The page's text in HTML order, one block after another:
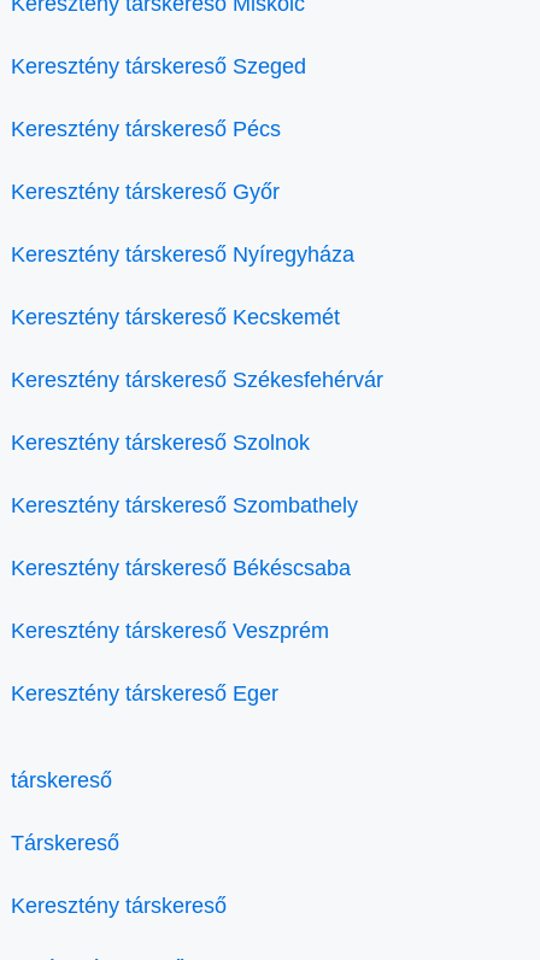
Keresztény társkereső Szeged
Keresztény társkereső Pécs
Keresztény társkereső Győr
Keresztény társkereső Nyíregyháza
Keresztény társkereső Kecskemét
Keresztény társkereső Székesfehérvár
Keresztény társkereső Szolnok
Keresztény társkereső Szombathely
Keresztény társkereső Békéscsaba
Keresztény társkereső Veszprém
Keresztény társkereső Eger
társkereső
Társkereső
Keresztény társkereső